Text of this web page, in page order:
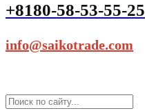
+8180-58-53-55-25
info@saikotrade.com